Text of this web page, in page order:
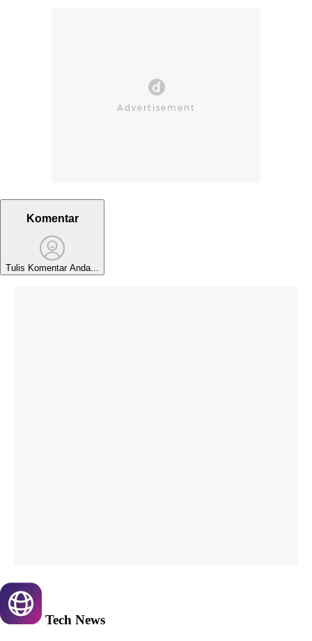
Komentar
Tulis Komentar Anda...
Tech News